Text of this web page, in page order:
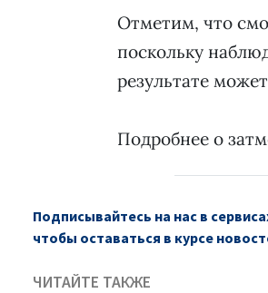
Отметим, что
поскольку
результате
Подробнее о
Подписывайтесь на нас в
чтобы оставаться в курсе
ЧИТАЙТЕ ТАКЖЕ